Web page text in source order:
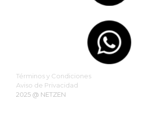
Términos y Condiciones
Aviso de Privacidad
2025 @ NETZEN